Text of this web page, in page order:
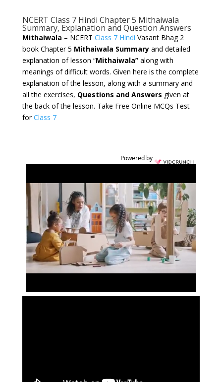
NCERT Class 7 Hindi Chapter 5 Mithaiwala
Summary, Explanation and Question Answers
Mithaiwala – NCERT Class 7 Hindi Vasant Bhag 2
book Chapter 5 Mithaiwala Summaryand detailed
explanation of lesson “Mithaiwala” along with
meanings of difficult words. Given here is the complete
explanation of the lesson, along with a summary and
all the exercises, Questions and Answers given at
the back of the lesson. Take Free Online MCQs Test
forClass 7
Powered by